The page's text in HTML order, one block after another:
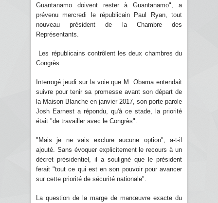
Guantanamo doivent rester à Guantanamo", a
prévenu mercredi le républicain Paul Ryan, tout
nouveau président de la Chambre des
Représentants.
Les républicains contrôlent les deux chambres du
Congrès.
Interrogé jeudi sur la voie que M. Obama entendait
suivre pour tenir sa promesse avant son départ de
la Maison Blanche en janvier 2017, son porte-parole
Josh Earnest a répondu, qu'à ce stade, la priorité
était "de travailler avec le Congrès".
"Mais je ne vais exclure aucune option", a-t-il
ajouté. Sans évoquer explicitement le recours à un
décret présidentiel, il a souligné que le président
ferait "tout ce qui est en son pouvoir pour avancer
sur cette priorité de sécurité nationale".
La question de la marge de manœuvre exacte du